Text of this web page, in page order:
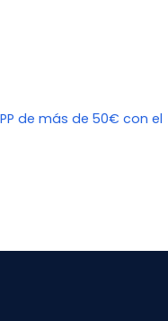
de más de 50€ con el